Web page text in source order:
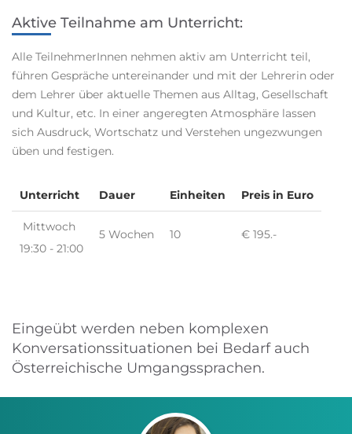
Aktive Teilnahme am Unterricht:
Alle TeilnehmerInnen nehmen aktiv am Unterricht teil,
führen Gespräche untereinander und mit der Lehrerin oder
dem Lehrer über aktuelle Themen aus Alltag, Gesellschaft
und Kultur, etc. In einer angeregten Atmosphäre lassen
sich Ausdruck, Wortschatz und Verstehen ungezwungen
üben und festigen.
Unterricht Dauer Einheiten Preis in Euro
Mittwoch
19:30 - 21:00
5 Wochen 10 € 195.-
Eingeübt werden neben komplexen
Konversationssituationen bei Bedarf auch
Österreichische Umgangssprachen.